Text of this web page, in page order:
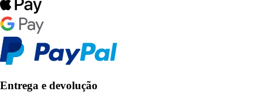
Entrega e devolução